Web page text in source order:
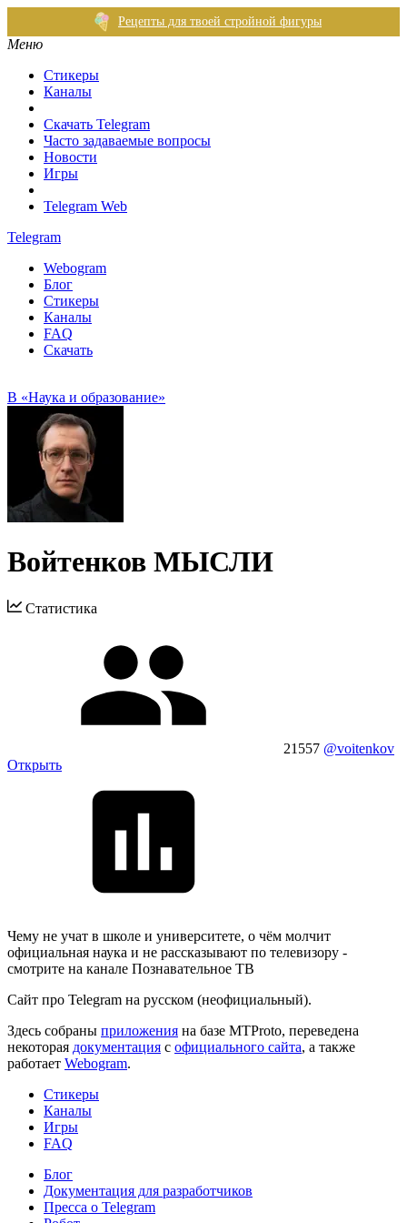
Рецепты для твоей стройной фигуры
Меню
Стикеры
Каналы
Скачать Telegram
Часто задаваемые вопросы
Новости
Игры
Telegram Web
Telegram
Webogram
Блог
Стикеры
Каналы
FAQ
Скачать
В «Наука и образование»
Войтенков МЫСЛИ
Статистика
21557 @voitenkov
Открыть
Чему не учат в школе и университете, о чём молчит
официальная наука и не рассказывают по телевизору -
смотрите на канале Познавательное ТВ
Сайт про Telegram на русском (неофициальный).
Здесь собраны приложения на базе MTProto, переведена
некоторая документация с официального сайта, а также
работает Webogram.
Стикеры
Каналы
Игры
FAQ
Блог
Документация для разработчиков
Пресса о Telegram